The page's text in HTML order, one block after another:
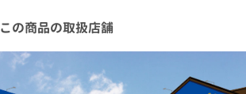
この商品の取扱店舗